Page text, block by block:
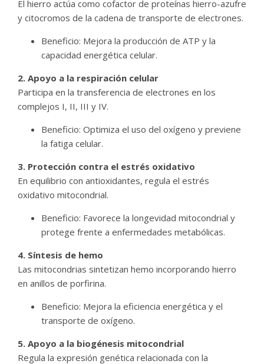
El hierro actúa como cofactor de proteínas hierro-azufre
y citocromos de la cadena de transporte de electrones.
Beneficio: Mejora la producción de ATP y la
capacidad energética celular.
2. Apoyo a la respiración celular
Participa en la transferencia de electrones en los
complejos I, II, III y IV.
Beneficio: Optimiza el uso del oxígeno y previene
la fatiga celular.
3. Protección contra el estrés oxidativo
En equilibrio con antioxidantes, regula el estrés
oxidativo mitocondrial.
Beneficio: Favorece la longevidad mitocondrial y
protege frente a enfermedades metabólicas.
4. Síntesis de hemo
Las mitocondrias sintetizan hemo incorporando hierro
en anillos de porfirina.
Beneficio: Mejora la eficiencia energética y el
transporte de oxígeno.
5. Apoyo a la biogénesis mitocondrial
Regula la expresión genética relacionada con la